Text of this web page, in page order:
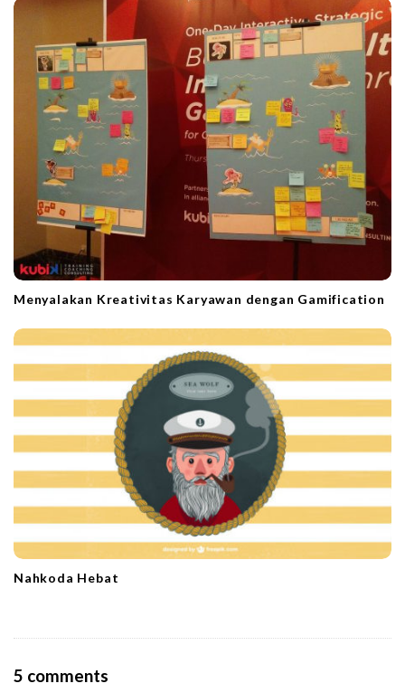
Menyalakan Kreativitas Karyawan dengan Gamification
Nahkoda Hebat
5 comments